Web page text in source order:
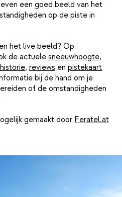
een goed beeld van het
op de piste in
het live beeld? Op
de actuele sneeuwhoogte,
, reviews en pistekaart
bij de hand om je
of de omstandigheden
gemaakt door Feratel.at